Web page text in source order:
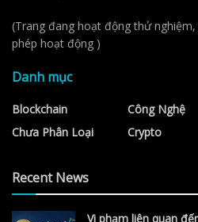
(Trang đang hoạt động thử
phép hoạt động )
Danh mục
Blockchain
Chưa Phân Loại
Công Nghệ
Crypto
Recent News
Vi phạm liên quan